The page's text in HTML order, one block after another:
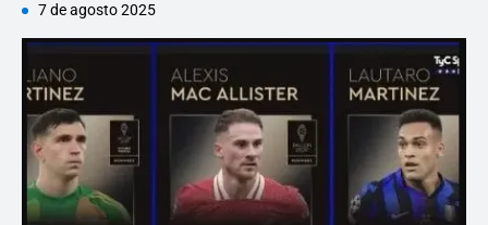
7 de agosto 2025